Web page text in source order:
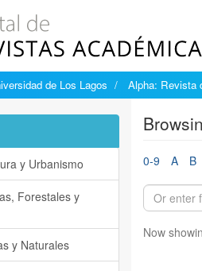
de Los Lagos Alpha: Revista
0-9 A B
Now
y Urbanismo
Forestales y
y Naturales